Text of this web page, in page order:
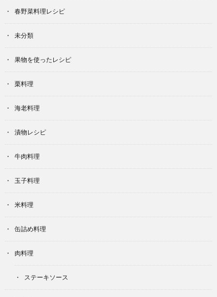
春野菜料理レシピ
未分類
果物を使ったレシピ
栗料理
海老料理
漬物レシピ
牛肉料理
玉子料理
米料理
缶詰め料理
肉料理
ステーキソース